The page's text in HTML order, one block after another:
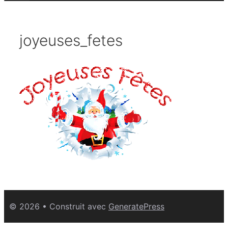
joyeuses_fetes
© 2026 • Construit avec GeneratePress